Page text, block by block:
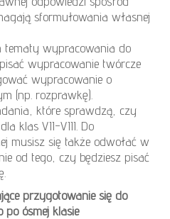
sformułowania własnej
tematy wypracowania do
wypracowanie twórcze
wypracowanie o
(np. rozprawkę).
które sprawdzą, czy
klas VII-VIII. Do
musisz się także odwołać w
od tego, czy będziesz pisać
przygotowanie się do
ósmej klasie